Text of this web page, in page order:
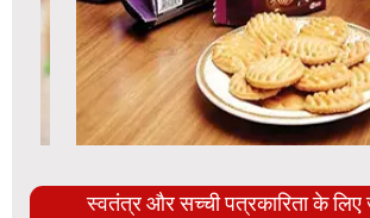
स्वतंत्र और सच्ची पत्रकारिता के लिए